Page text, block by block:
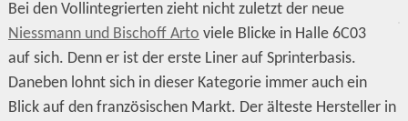
Bei den Vollintegrierten zieht nicht zuletzt der neue
Niessmann und Bischoff Arto viele Blicke in Halle 6C03
auf sich. Denn er ist der erste Liner auf Sprinterbasis.
Daneben lohnt sich in dieser Kategorie immer auch ein
Blick auf den französischen Markt. Der älteste Hersteller in